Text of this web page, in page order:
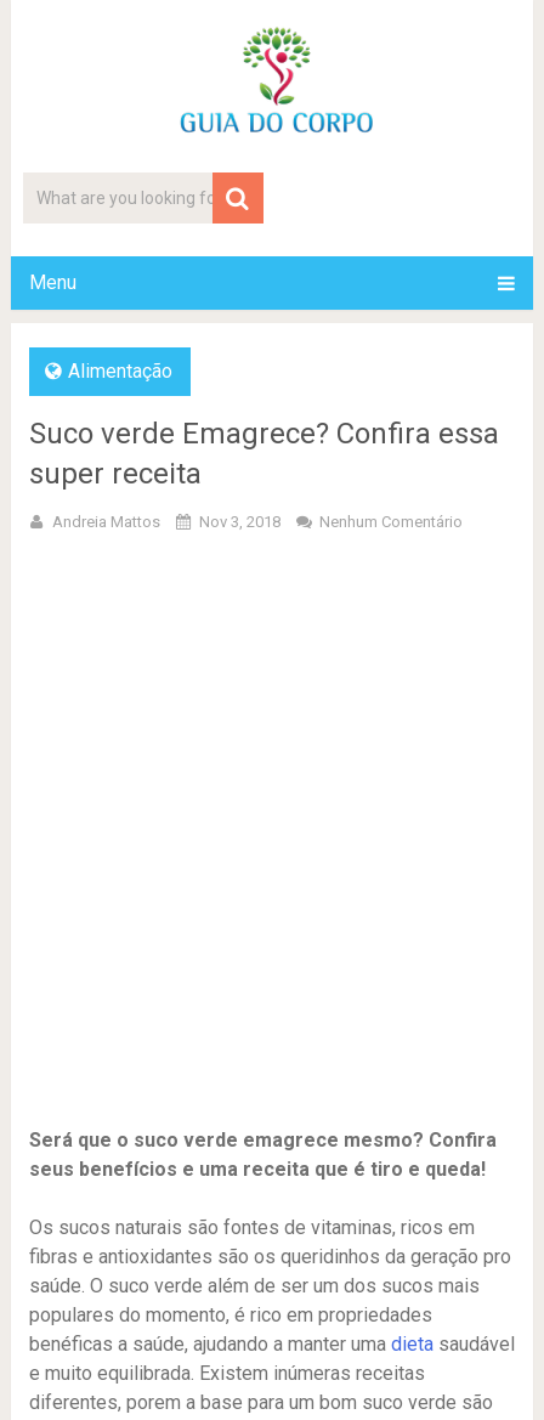
Menu
Alimentação
Suco verde Emagrece? Confira essa
super receita
Andreia Mattos Nov 3, 2018 Nenhum Comentário
Será que o suco verde emagrece mesmo? Confira
seus benefícios e uma receita que é tiro e queda!
Os sucos naturais são fontes de vitaminas, ricos em
fibras e antioxidantes são os queridinhos da geração pro
saúde. O suco verde além de ser um dos sucos mais
populares do momento, é rico em propriedades
benéficas a saúde, ajudando a manter uma dietasaudável
e muito equilibrada. Existem inúmeras receitas
diferentes, porem a base para um bom suco verde são